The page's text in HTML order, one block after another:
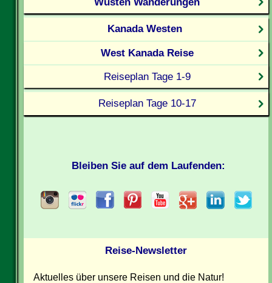
Kanada Westen
West Kanada Reise
Reiseplan Tage 1-9
Reiseplan Tage 10-17
Bleiben Sie auf dem Laufenden:
Reise-Newsletter
Aktuelles über unsere Reisen und die Natur!